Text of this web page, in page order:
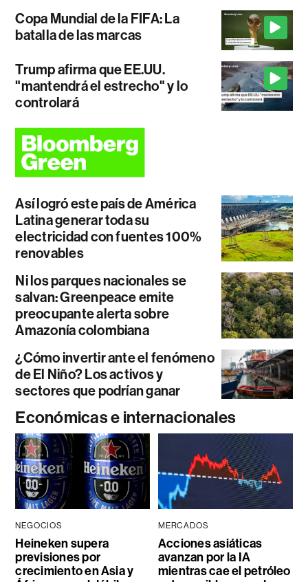
Copa Mundial de la FIFA: La
batalla de las marcas
Trump afirma que EE.UU.
"mantendrá el estrecho" y lo
controlará
Así logró este país de América
Latina generar toda su
electricidad con fuentes 100%
renovables
Ni los parques nacionales se
salvan: Greenpeace emite
preocupante alerta sobre
Amazonía colombiana
¿Cómo invertir ante el fenómeno
de El Niño? Los activos y
sectores que podrían ganar
Económicas e internacionales
NEGOCIOS
Heineken supera
previsiones por
crecimiento en Asia y
MERCADOS
Acciones asiáticas
avanzan por la IA
mientras cae el petróleo